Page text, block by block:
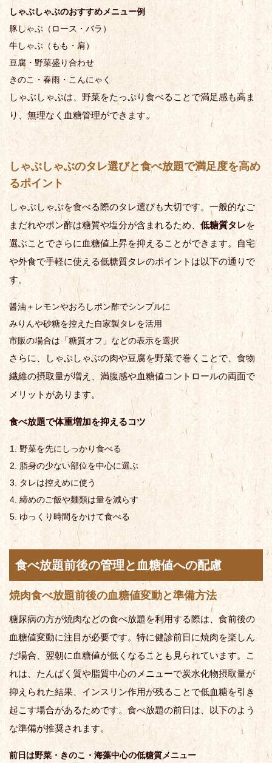
しゃぶしゃぶのおすすめメニュー例
豚しゃぶ（ロース・バラ）
牛しゃぶ（もも・肩）
豆腐・野菜盛り合わせ
きのこ・春雨・こんにゃく
しゃぶしゃぶは、野菜をたっぷり食べることで満足感も高ま
り、無理なく血糖管理ができます。
しゃぶしゃぶのタレ選びと食べ放題で満足度を高め
るポイント
しゃぶしゃぶを食べる際のタレ選びも大切です。一般的なご
まだれやポン酢は糖質や塩分が含まれるため、低糖質タレを
選ぶことでさらに血糖値上昇を抑えることができます。自宅
や外食で手軽に使える低糖質タレのポイントは以下の通りで
す。
醤油＋レモンやおろしポン酢でシンプルに
みりんや砂糖を控えた自家製タレを活用
市販の場合は「糖質オフ」などの表示を選択
さらに、しゃぶしゃぶの肉や豆腐を野菜で巻くことで、食物
繊維の摂取量が増え、満腹感や血糖値コントロールの両面で
メリットがあります。
食べ放題で体重増加を抑えるコツ
野菜を先にしっかり食べる
脂身の少ない部位を中心に選ぶ
タレは控えめに使う
締めのご飯や麺類は量を減らす
ゆっくり時間をかけて食べる
食べ放題前後の管理と血糖値への配慮
焼肉食べ放題前後の血糖値変動と準備方法
糖尿病の方が焼肉などの食べ放題を利用する際は、食前後の
血糖値変動に注目が必要です。特に健診前日に焼肉を楽しん
だ場合、翌朝に血糖値が低くなることも見られています。こ
れは、たんぱく質や脂質中心のメニューで炭水化物摂取量が
抑えられた結果、インスリン作用が残ることで低血糖を引き
起こす場合があるためです。食べ放題の前日は、以下のよう
な準備が推奨されます。
前日は野菜・きのこ・海藻中心の低糖質メニュー